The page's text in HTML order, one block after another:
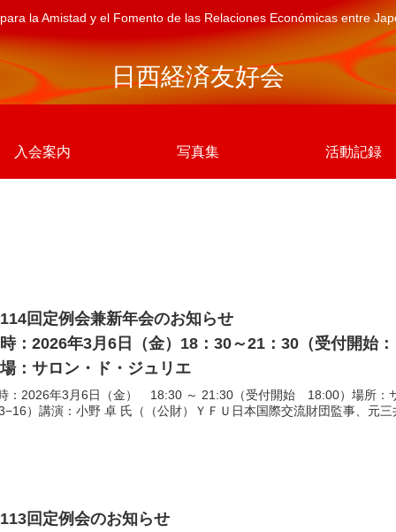
la Amistad y el Fomento de las Relaciones Económicas entre
日西経済友好会
入会案内 写真集 活動記録
回定例会兼新年会のお知らせ
：2026年3月6日（金）18：30～21：30（受付開始
：サロン・ド・ジュリエ
：2026年3月6日（金） 18:30 ～ 21:30（受付開始 18:00）場所：
）講演：小野 卓 氏（（公財）ＹＦＵ日本国際交流財団監事、元
回定例会のお知らせ